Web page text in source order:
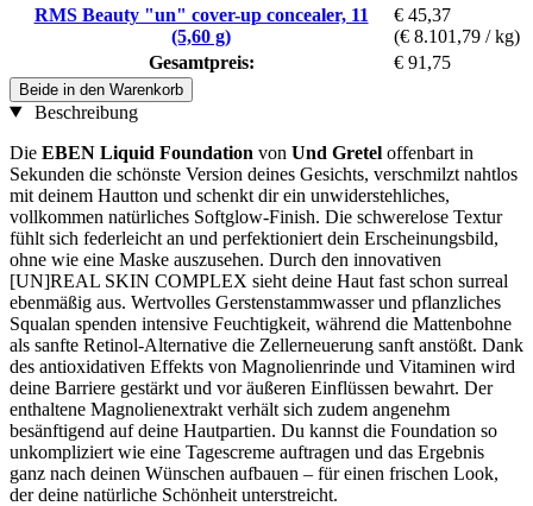
RMS Beauty "un" cover-up concealer, 11
(5,60 g)
€ 45,37
(€ 8.101,79 / kg)
Gesamtpreis:
€ 91,75
Beide in den Warenkorb
Beschreibung
Die EBEN Liquid Foundation von Und Gretel offenbart in
Sekunden die schönste Version deines Gesichts, verschmilzt nahtlos
mit deinem Hautton und schenkt dir ein unwiderstehliches,
vollkommen natürliches Softglow-Finish. Die schwerelose Textur
fühlt sich federleicht an und perfektioniert dein Erscheinungsbild,
ohne wie eine Maske auszusehen. Durch den innovativen
[UN]REAL SKIN COMPLEX sieht deine Haut fast schon surreal
ebenmäßig aus. Wertvolles Gerstenstammwasser und pflanzliches
Squalan spenden intensive Feuchtigkeit, während die Mattenbohne
als sanfte Retinol-Alternative die Zellerneuerung sanft anstößt. Dank
des antioxidativen Effekts von Magnolienrinde und Vitaminen wird
deine Barriere gestärkt und vor äußeren Einflüssen bewahrt. Der
enthaltene Magnolienextrakt verhält sich zudem angenehm
besänftigend auf deine Hautpartien. Du kannst die Foundation so
unkompliziert wie eine Tagescreme auftragen und das Ergebnis
ganz nach deinen Wünschen aufbauen – für einen frischen Look,
der deine natürliche Schönheit unterstreicht.